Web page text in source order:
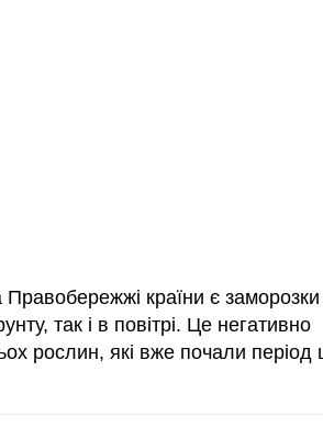
Правобережжі країни є
так і в повітрі. Це негативно
рослин, які вже почали період